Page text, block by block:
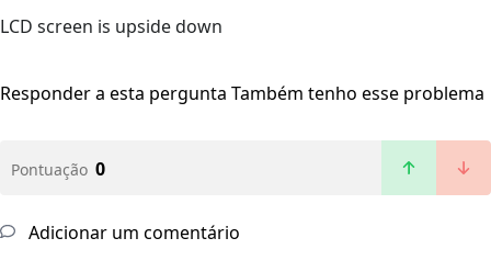
LCD screen is upside down
Responder a esta pergunta Também tenho esse problema
Pontuação 0
Adicionar um comentário